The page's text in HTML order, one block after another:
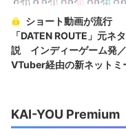
ショート動画が流行
「DATEN ROUTE」元ネ
説 インディーゲーム発／
VTuber経由の新ネットミ
KAI-YOU Premium